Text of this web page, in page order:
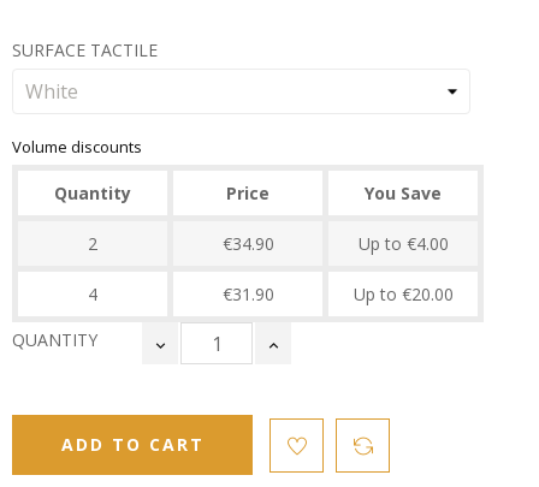
SURFACE TACTILE
Volume discounts
Quantity Price You Save
2 €34.90 Up to €4.00
4 €31.90
Up to €20.00
QUANTITY
ADD TO CART